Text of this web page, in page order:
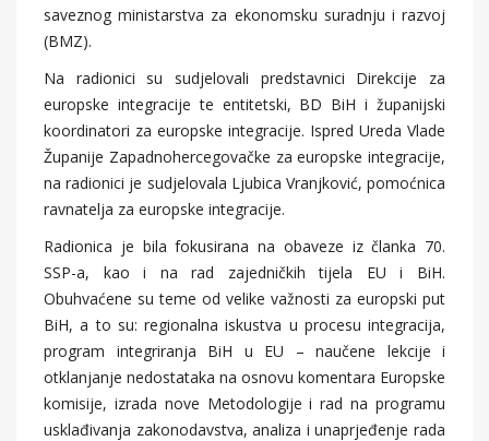
saveznog ministarstva za ekonomsku suradnju i razvoj
(BMZ).
Na radionici su sudjelovali predstavnici Direkcije za
europske integracije te entitetski, BD BiH i županijski
koordinatori za europske integracije. Ispred Ureda Vlade
Županije Zapadnohercegovačke za europske integracije,
na radionici je sudjelovala Ljubica Vranjković, pomoćnica
ravnatelja za europske integracije.
Radionica je bila fokusirana na obaveze iz članka 70.
SSP-a, kao i na rad zajedničkih tijela EU i BiH.
Obuhvaćene su teme od velike važnosti za europski put
BiH, a to su: regionalna iskustva u procesu integracija,
program integriranja BiH u EU – naučene lekcije i
otklanjanje nedostataka na osnovu komentara Europske
komisije, izrada nove Metodologije i rad na programu
usklađivanja zakonodavstva, analiza i unaprjeđenje rada